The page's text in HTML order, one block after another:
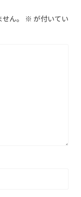
ん。 ※ が付いてい